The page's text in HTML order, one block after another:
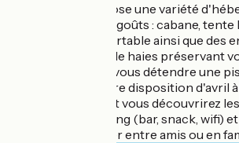
Le camping propose une variété
adaptés à tous les goûts : cabane,
mobilhome confortable ainsi que des
spacieux bordés de haies préservant
vous rafraîchir et vous détendre une
chauffée est à votre disposition d'avril
notre site internet vous découvrirez
services du camping (bar, snack, wifi)
activités à partager entre amis ou en